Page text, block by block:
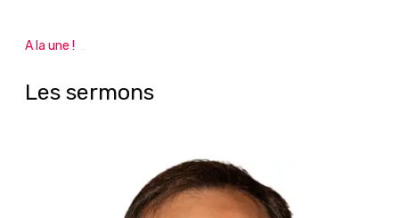
A la une !
Les sermons